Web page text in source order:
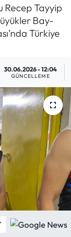
Recep Tayyip
Bay-
Türkiye
30.06.2026 - 12:04
GÜNCELLEME